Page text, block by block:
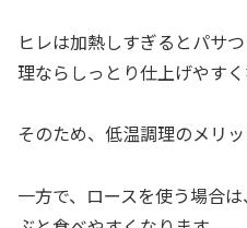
ヒレは加熱しすぎるとパサ
理ならしっとり仕上げやすく
そのため、低温調理のメリッ
一方で、ロースを使う場合